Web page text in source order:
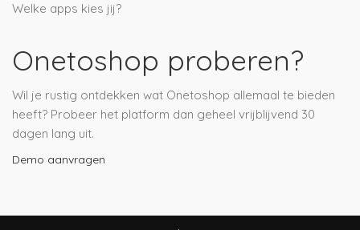
Welke apps kies jij?
Onetoshop proberen?
Wil je rustig ontdekken wat Onetoshop allemaal te bieden
heeft? Probeer het platform dan geheel vrijblijvend 30
dagen lang uit.
Demo aanvragen